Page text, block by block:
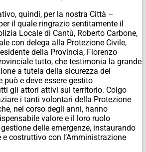
quindi, per la nostra Città –
il quale ringrazio sentitamente il
Locale di Cantù, Roberto Carbone,
con delega alla Protezione Civile,
della Provincia, Fiorenzo
tutto, che testimonia la grande
a tutela della sicurezza dei
e deve essere gestito
gli attori attivi sul territorio. Colgo
i tanti volontari della Protezione
nel corso degli anni, hanno
valore e il loro ruolo
delle emergenze, instaurando
costruttivo con l’Amministrazione